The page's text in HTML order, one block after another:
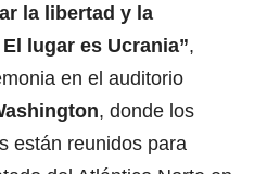
la libertad y la
lugar es Ucrania”,
en el auditorio
, donde los
están reunidos para